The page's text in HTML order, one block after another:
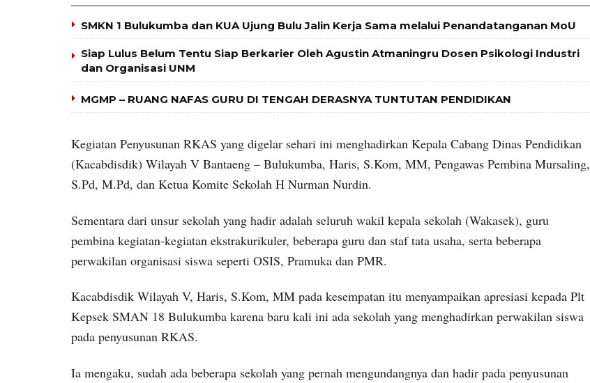
SMKN 1 Bulukumba dan KUA Ujung Bulu Jalin Kerja Sama melalui Penandatanganan MoU
Siap Lulus Belum Tentu Siap Berkarier Oleh Agustin Atmaningru Dosen Psikologi Industri
dan Organisasi UNM
MGMP – RUANG NAFAS GURU DI TENGAH DERASNYA TUNTUTAN PENDIDIKAN
Kegiatan Penyusunan RKAS yang digelar sehari ini menghadirkan Kepala Cabang Dinas Pendidikan
(Kacabdisdik) Wilayah V Bantaeng – Bulukumba, Haris, S.Kom, MM, Pengawas Pembina Mursaling,
S.Pd, M.Pd, dan Ketua Komite Sekolah H Nurman Nurdin.
Sementara dari unsur sekolah yang hadir adalah seluruh wakil kepala sekolah (Wakasek), guru
pembina kegiatan-kegiatan ekstrakurikuler, beberapa guru dan staf tata usaha, serta beberapa
perwakilan organisasi siswa seperti OSIS, Pramuka dan PMR.
Kacabdisdik Wilayah V, Haris, S.Kom, MM pada kesempatan itu menyampaikan apresiasi kepada Plt
Kepsek SMAN 18 Bulukumba karena baru kali ini ada sekolah yang menghadirkan perwakilan siswa
pada penyusunan RKAS.
Ia mengaku, sudah ada beberapa sekolah yang pernah mengundangnya dan hadir pada penyusunan